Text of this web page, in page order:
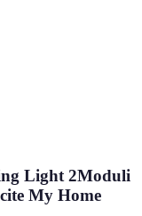
Light 2Moduli
My Home